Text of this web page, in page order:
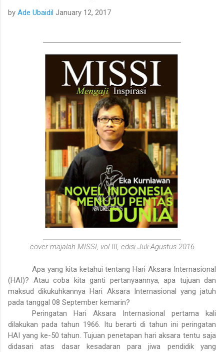
by Ade Ubaidil January 12, 2017
cover majalah MISSI, vol III, edisi Juli-Agustus 2016
Apa yang kita ketahui tentang Hari Aksara Internasional
(HAI)? Atau coba kita ganti pertanyaannya, apa tujuan dan
maksud dikukuhkannya Hari Aksara Internasional yang jatuh
pada tanggal 08 September kemarin?
Peringatan Hari Aksara Internasional pertama kali
dilakukan pada tahun 1966.
Itu berarti di tahun ini peringatan
HAI yang ke-50 tahun. Tujuan penetapan hari aksara tentu saja
didasari atas dasar kesadaran para jiwa pendidik yang